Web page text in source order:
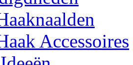
Accessoires